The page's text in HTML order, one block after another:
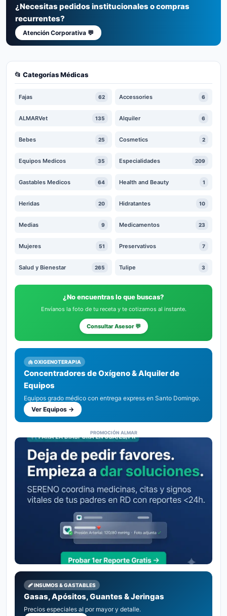
📂 Categorías Médicas
Fajas 62 Accessories 6
ALMARVet 135 Alquiler 6
Bebes 25 Cosmetics 2
Equipos Medicos 35 Especialidades 209
Gastables Medicos 64 Health and Beauty 1
Heridas 20 Hidratantes 10
Medias 9 Medicamentos 23
Mujeres 51 Preservativos 7
Salud y Bienestar 265 Tulipe 3
¿No encuentras lo que buscas?
Envíanos la foto de tu receta y te cotizamos al instante.
Consultar Asesor 💬
🫁 OXIGENOTERAPIA
Concentradores de Oxígeno & Alquiler de
Equipos
Equipos grado médico con entrega express en Santo Domingo.
Ver Equipos →
PROMOCIÓN ALMAR
🩹 INSUMOS & GASTABLES
Gasas, Apósitos, Guantes & Jeringas
Precios especiales al por mayor y detalle.
¿Necesitas pedidos institucionales o compras
recurrentes?
Atención Corporativa 💬